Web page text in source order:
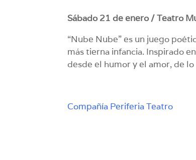
Sábado 21 de enero / Teatro
“Nube Nube” es un juego
más tierna infancia. Inspirado
desde el humor y el amor, de
Compañía Periferia Teatro